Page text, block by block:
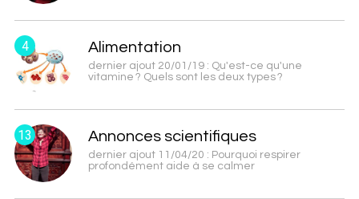
4 Alimentation
dernier ajout 20/01/19 : Qu'est-ce qu'une
vitamine ? Quels sont les deux types ?
13 Annonces scientifiques
dernier ajout 11/04/20 : Pourquoi respirer
profondément aide à se calmer